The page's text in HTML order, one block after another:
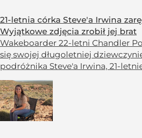
21-letnia córka Steve'a Irwina
Wyjątkowe zdjęcia zrobił jej brat
Wakeboarder 22-letni Chandler
się swojej długoletniej
podróżnika Steve'a Irwina, 21-